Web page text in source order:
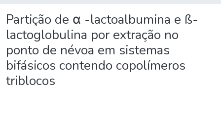
Partição de α -lactoalbumina e ß-
lactoglobulina por extração no
ponto de névoa em sistemas
bifásicos contendo copolímeros
triblocos